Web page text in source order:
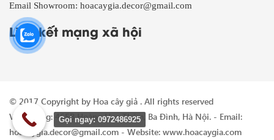
Email Showroom: hoacaygia.decor@gmail.com
Liên kết mạng xã hội
© 2017 Copyright by Hoa cây giả . All rights reserved
Văn phòng: 465B Hoàng Hoa Thám, Ba Đình, Hà Nội. - Email:
hoacaygia.decor@gmail.com - Website: www.hoacaygia.com
Gọi ngay: 0972486925